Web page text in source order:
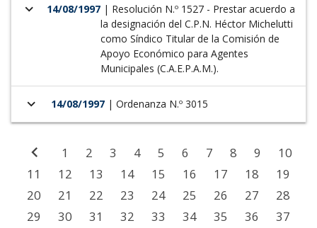
keyboard_arrow_down 14/08/1997 | Resolución N.º 1527 - Prestar acuerdo a
la designación del C.P.N. Héctor Michelutti
como Síndico Titular de la Comisión de
Apoyo Económico para Agentes
Municipales (C.A.E.P.A.M.).
keyboard_arrow_down 14/08/1997 | Ordenanza N.º 3015
chevron_left 1 2 3 4 5 6 7 8 9
10
11
12 13 14 15 16 17 18
19
20
21 22 23 24 25 26 27
28
29
30 31 32 33 34 35 36
37